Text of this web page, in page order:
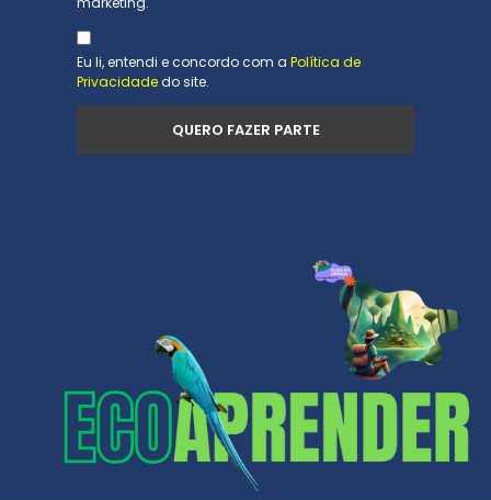
Eu li, entendi e concordo com a Política de
Privacidadedo site.